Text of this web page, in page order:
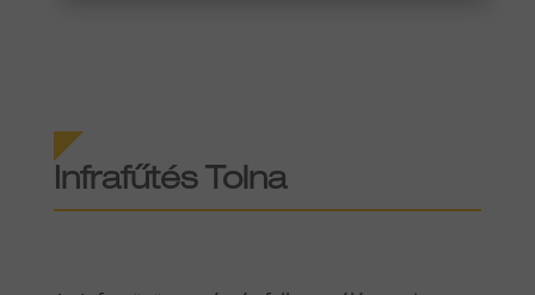
Infrafűtés Tolna